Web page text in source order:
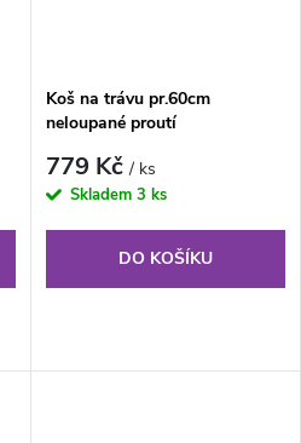
Koš na trávu pr.60cm
neloupané proutí
779 Kč/ ks
Skladem 3 ks
DO KOŠÍKU